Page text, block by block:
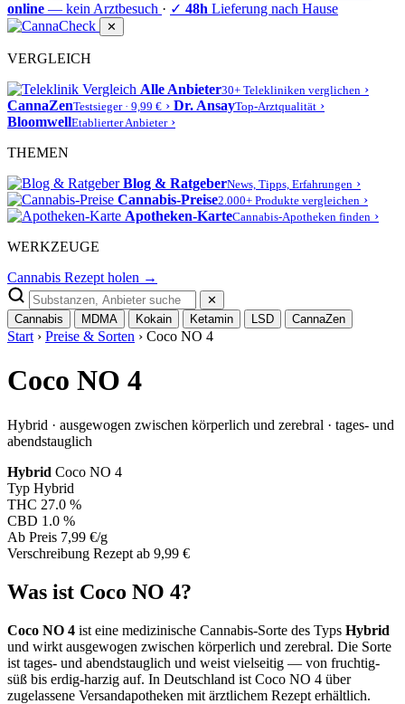
online — kein Arztbesuch · ✓ 48h Lieferung nach Hause
✕
VERGLEICH
Alle Anbieter30+ Telekliniken verglichen ›
CannaZenTestsieger · 9,99 € › Dr. AnsayTop-Arztqualität ›
BloomwellEtablierter Anbieter ›
THEMEN
Blog & RatgeberNews, Tipps, Erfahrungen ›
Cannabis-Preise2.000+ Produkte vergleichen ›
Apotheken-KarteCannabis-Apotheken finden ›
WERKZEUGE
Cannabis Rezept holen →
✕
Cannabis
MDMA Kokain Ketamin LSD CannaZen
Start › Preise & Sorten › Coco NO 4
Coco NO 4
Hybrid · ausgewogen zwischen körperlich und zerebral · tages- und
abendstauglich
Hybrid Coco NO 4
Typ Hybrid
THC 27.0 %
CBD 1.0 %
Ab Preis 7,99 €/g
Verschreibung Rezept ab 9,99 €
Was ist Coco NO 4?
Coco NO 4 ist eine medizinische Cannabis-Sorte des Typs Hybrid
und wirkt ausgewogen zwischen körperlich und zerebral. Die Sorte
ist tages- und abendstauglich und weist vielseitig — von fruchtig-
süß bis erdig-harzig auf. In Deutschland ist Coco NO 4 über
zugelassene Versandapotheken mit ärztlichem Rezept erhältlich.